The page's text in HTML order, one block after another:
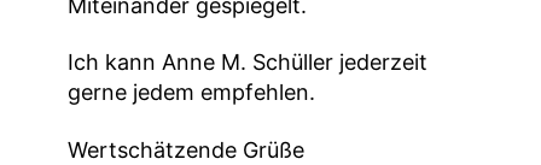
Ich kann Anne M. Schüller jederzeit
gerne jedem empfehlen.
Wertschätzende Grüße